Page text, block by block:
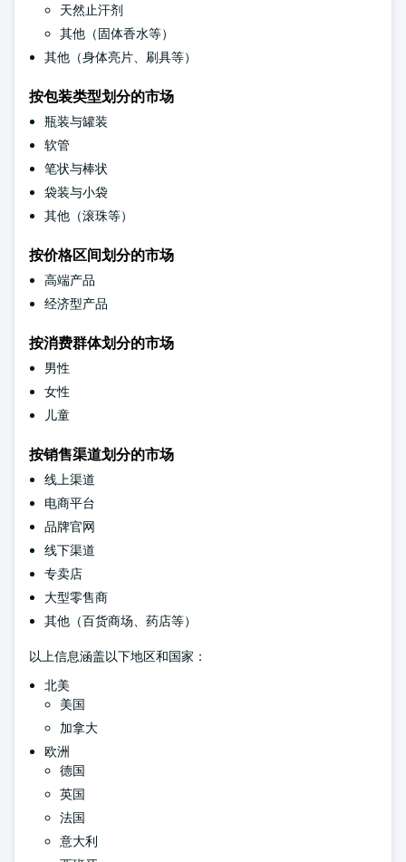
天然止汗剂
其他（固体香水等）
其他（身体亮片、刷具等）
按包装类型划分的市场
瓶装与罐装
软管
笔状与棒状
袋装与小袋
其他（滚珠等）
按价格区间划分的市场
高端产品
经济型产品
按消费群体划分的市场
男性
女性
儿童
按销售渠道划分的市场
线上渠道
电商平台
品牌官网
线下渠道
专卖店
大型零售商
其他（百货商场、药店等）
以上信息涵盖以下地区和国家：
北美
美国
加拿大
欧洲
德国
英国
法国
意大利